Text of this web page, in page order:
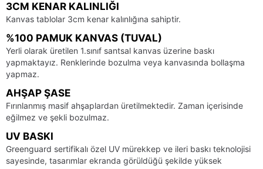
3CM KENAR KALINLIĞI
Kanvas tablolar 3cm kenar kalınlığına sahiptir.
%100 PAMUK KANVAS (TUVAL)
Yerli olarak üretilen 1.sınıf santsal kanvas üzerine baskı
yapmaktayız. Renklerinde bozulma veya kanvasında bollaşma
yapmaz.
AHŞAP ŞASE
Fırınlanmış masif ahşaplardan üretilmektedir. Zaman içerisinde
eğilmez ve şekli bozulmaz.
UV BASKI
Greenguard sertifikalı özel UV mürekkep ve ileri baskı teknolojisi
sayesinde, tasarımlar ekranda görüldüğü şekilde yüksek